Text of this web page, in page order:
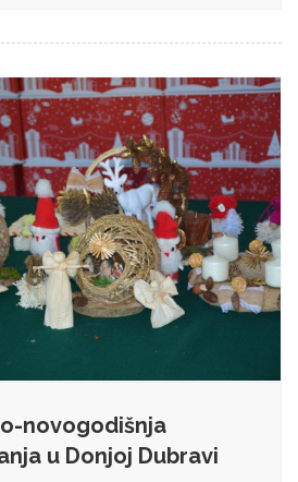
novogodišnja
u Donjoj Dubravi